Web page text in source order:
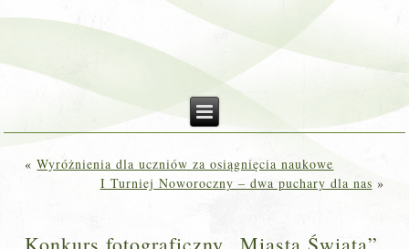
«Wyróżnienia dla uczniów za osiągnięcia naukowe
I Turniej Noworoczny – dwa puchary dla nas »